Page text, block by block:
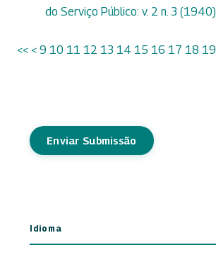
do Serviço Público: v. 2 n. 3 (1940)
<< < 9 10 11 12 13 14 15 16 17 18 19
Enviar Submissão
Idioma